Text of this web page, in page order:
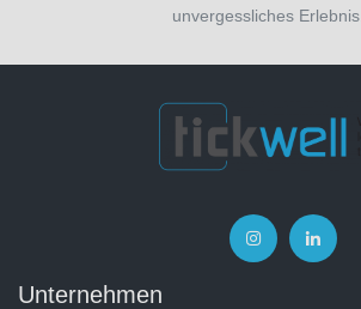
unvergessliches Erlebnis.
Unternehmen